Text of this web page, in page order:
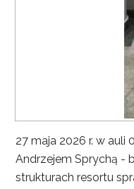
27 maja 2026 r. w auli
Andrzejem Sprychą -
strukturach resortu